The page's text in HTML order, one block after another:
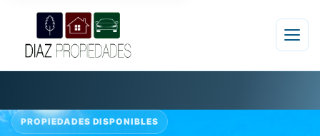
PROPIEDADES DISPONIBLES